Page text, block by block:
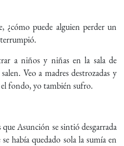
¿cómo puede alguien perder un
a niños y niñas en la sala de
Veo a madres destrozadas y
fondo, yo también sufro.
que Asunción se sintió desgarrada
había quedado sola la sumía en